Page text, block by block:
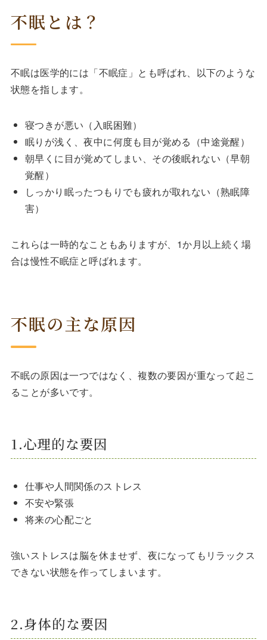
不眠とは？
不眠は医学的には「不眠症」とも呼ばれ、以下のような
状態を指します。
寝つきが悪い（入眠困難）
眠りが浅く、夜中に何度も目が覚める（中途覚醒）
朝早くに目が覚めてしまい、その後眠れない（早朝
覚醒）
しっかり眠ったつもりでも疲れが取れない（熟眠障
害）
これらは一時的なこともありますが、1か月以上続く場
合は慢性不眠症と呼ばれます。
不眠の主な原因
不眠の原因は一つではなく、複数の要因が重なって起こ
ることが多いです。
1.心理的な要因
仕事や人間関係のストレス
不安や緊張
将来の心配ごと
強いストレスは脳を休ませず、夜になってもリラックス
できない状態を作ってしまいます。
2.身体的な要因